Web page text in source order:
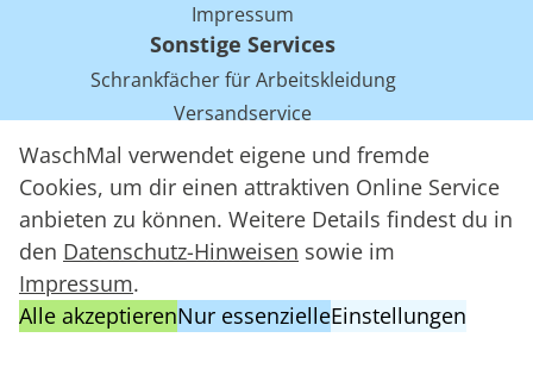
WaschMal verwendet eigene und fremde
Cookies, um dir einen attraktiven Online Service
anbieten zu können. Weitere Details findest du in
den Datenschutz-Hinweisen sowie im
Impressum.
Alle akzeptierenNur essenzielleEinstellungen
Impressum
Sonstige Services
Schrankfächer für Arbeitskleidung
Versandservice
Einsparpotentiale für Mietwäsche bei Arbeitskleidung
Arbeitskleidung Tracking mit RFID
WaschMal GmbH 2016 – 2026
Datenschutz
Allgemeine Geschäftsbedingungen